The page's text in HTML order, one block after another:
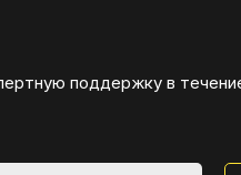
поддержку в